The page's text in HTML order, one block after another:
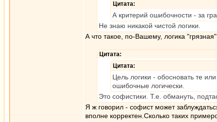
Цитата:
А критерий ошибочности - за
Не знаю никакой чистой логики.
А что такое, по-Вашему, логика
Цитата:
Цитата:
Цель логики - обосновать те
ошибочные логически.
Это софистики. Т.е. обмануть,
Я ж говорил - софист может
вполне корректен.Сколько таких